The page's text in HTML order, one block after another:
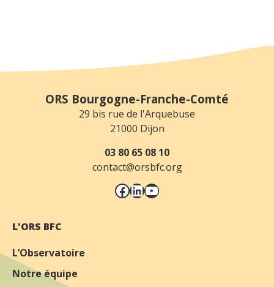
ORS Bourgogne-Franche-Comté
29 bis rue de l'Arquebuse
21000 Dijon
03 80 65 08 10
contact@orsbfc.org
Facebook
LinkedIn
YouTube
L'ORS BFC
L’Observatoire
Notre équipe